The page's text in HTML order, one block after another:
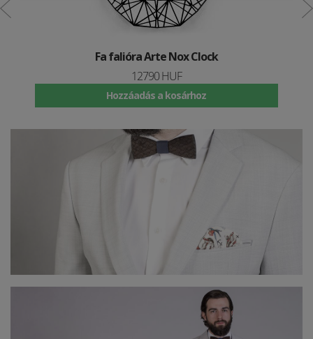
Fa falióra Arte Nox Clock
12790 HUF
Hozzáadás a kosárhoz